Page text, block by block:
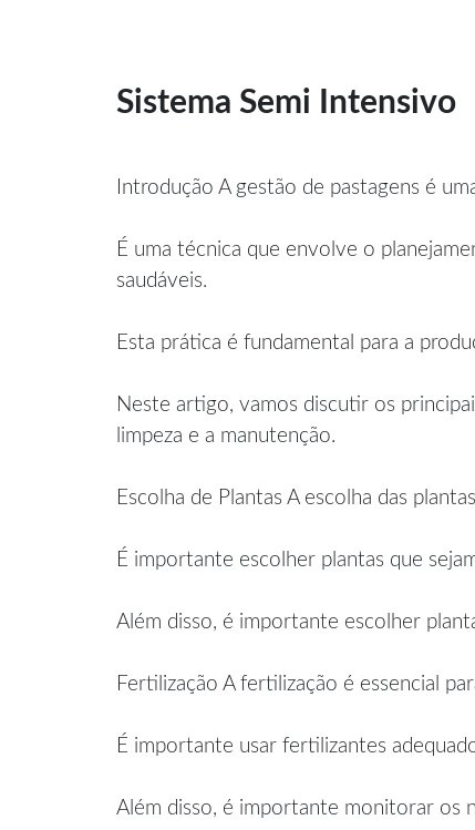
Sistema Semi Intensivo
Introdução A gestão de pastagens é
É uma técnica que envolve o
saudáveis.
Esta prática é fundamental para a
Neste artigo, vamos discutir os
limpeza e a manutenção.
Escolha de Plantas A escolha das
É importante escolher plantas que
Além disso, é importante escolher
Fertilização A fertilização é essencial
É importante usar fertilizantes
Além disso, é importante monitorar os